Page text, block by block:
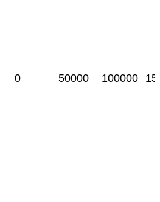
0 50000 100000